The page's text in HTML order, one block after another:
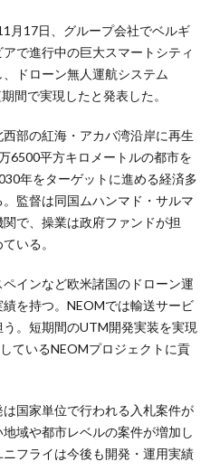
月17日、グループ会社でベルギ
で進行中の巨大スマートシティ
ドローン無人運航システム
間で実現したと発表した。
部の紅海・アカバ湾沿岸に再生
6500平方キロメートルの都市を
年をターゲットに進める経済多
監督は同国ムハンマド・サルマ
で、操業は政府ファンドが担
いる。
インなど欧米諸国のドローン運
を持つ。NEOMでは輸送サービ
。短期間のUTM開発実装を実現
ているNEOMプロジェクトに貢
国家単位で行われる入札案件が
域や都市レベルの案件が増加し
フライは今後も開発・運用実績